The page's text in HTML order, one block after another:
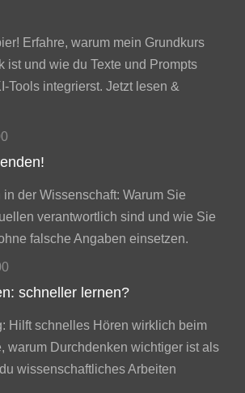
Erfahre, warum mein Grundkurs
ist und wie du Texte und Prompts
Tools integrierst. Jetzt lesen &
in der Wissenschaft: Warum Sie
verantwortlich sind und wie Sie
falsche Angaben einsetzen.
schneller lernen?
Hilft schnelles Hören wirklich beim
warum Durchdenken wichtiger ist als
wissenschaftliches Arbeiten